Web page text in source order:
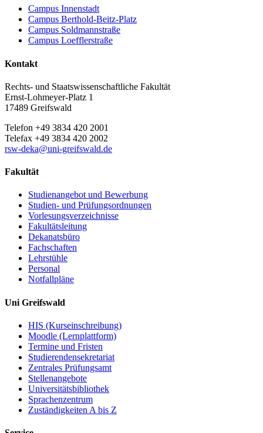
Campus Innenstadt
Campus Berthold-Beitz-Platz
Campus Soldmannstraße
Campus Loefflerstraße
Kontakt
Rechts- und Staatswissenschaftliche Fakultät
Ernst-Lohmeyer-Platz 1
17489 Greifswald
Telefon +49 3834 420 2001
Telefax +49 3834 420 2002
rsw-deka@uni-greifswald.de
Fakultät
Studienangebot und Bewerbung
Studien- und Prüfungsordnungen
Vorlesungsverzeichnisse
Fakultätsleitung
Dekanatsbüro
Fachschaften
Lehrstühle
Personal
Notfallpläne
Uni Greifswald
HIS (Kurseinschreibung)
Moodle (Lernplattform)
Termine und Fristen
Studierendensekretariat
Zentrales Prüfungsamt
Stellenangebote
Universitätsbibliothek
Sprachenzentrum
Zuständigkeiten A bis Z